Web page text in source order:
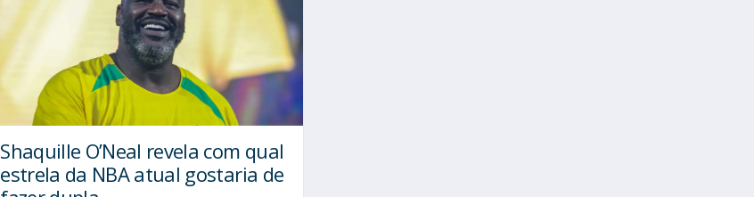
Shaquille O’Neal revela com qual
estrela da NBA atual gostaria de